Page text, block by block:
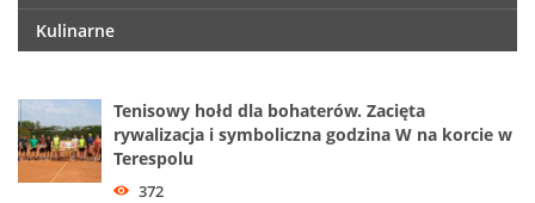
Kulinarne
Tenisowy hołd dla bohaterów. Zacięta
rywalizacja i symboliczna godzina W na korcie w
Terespolu
372